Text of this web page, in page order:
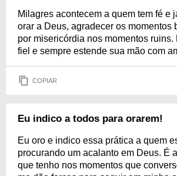
Milagres acontecem a quem tem fé e
orar a Deus, agradecer os momentos
por misericórdia nos momentos ruins.
fiel e sempre estende sua mão com
COPIAR
Eu indico a todos para orarem!
Eu oro e indico essa prática a quem
procurando um acalanto em Deus. É
que tenho nos momentos que